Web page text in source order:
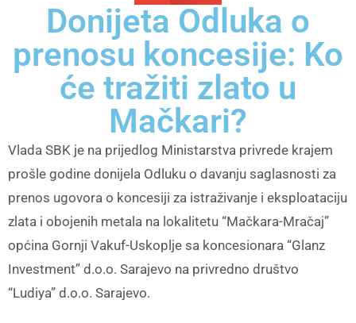
Donijeta Odluka o
prenosu koncesije: Ko
će tražiti zlato u
Mačkari?
Vlada SBK je na prijedlog Ministarstva privrede krajem
prošle godine donijela Odluku o davanju saglasnosti za
prenos ugovora o koncesiji za istraživanje i eksploataciju
zlata i obojenih metala na lokalitetu “Mačkara-Mračaj”
općina Gornji Vakuf-Uskoplje sa koncesionara “Glanz
Investment” d.o.o. Sarajevo na privredno društvo
“Ludiya” d.o.o. Sarajevo.